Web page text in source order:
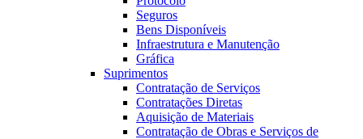
Seguros
Bens Disponíveis
Infraestrutura e Manutenção
Gráfica
Suprimentos
Contratação de Serviços
Contratações Diretas
Aquisição de Materiais
Contratação de Obras e Serviços de